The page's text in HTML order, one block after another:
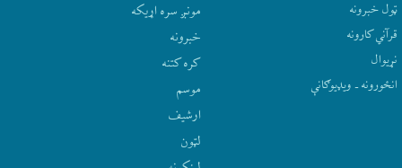
ټول خبرونه
قرآني کارونه
نړيوال
انځورونه ـ ویډیوګانې
مونږ سره اړيکه
‫خبرونه
کره کتنه
موسم
ارشيف
لټون